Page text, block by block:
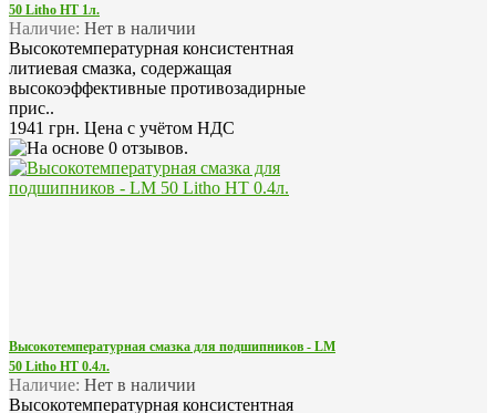
50 Litho HT 1л.
Наличие: Нет в наличии
Высокотемпературная консистентная
литиевая смазка, содержащая
высокоэффективные противозадирные
прис..
1941 грн. Цена с учётом НДС
Высокотемпературная смазка для подшипников - LM
50 Litho HT 0.4л.
Наличие: Нет в наличии
Высокотемпературная консистентная